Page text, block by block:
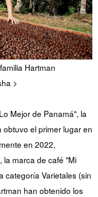
Hartman
>
Mejor de Panamá", la
obtuvo el primer lugar en
en 2022,
marca de café "Mi
categoría Varietales (sin
han obtenido los